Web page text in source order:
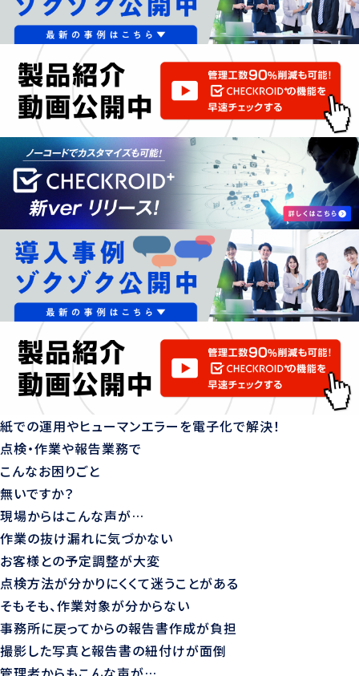
紙での運用やヒューマンエラーを電子化で解決！
点検・作業や報告業務で
こんなお困りごと
無いですか？
現場からはこんな声が…
作業の抜け漏れに気づかない
お客様との予定調整が大変
点検方法が分かりにくくて迷うことがある
そもそも、作業対象が分からない
事務所に戻ってからの報告書作成が負担
撮影した写真と報告書の紐付けが面倒